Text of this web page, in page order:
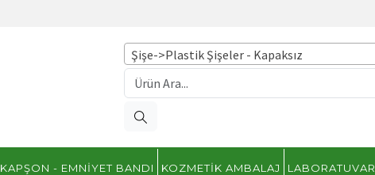
Şişe->Plastik Şişeler - Kapaksız
KAPŞON - EMNIYET BANDI KOZMETIK AMBALAJ LABORATUVAR